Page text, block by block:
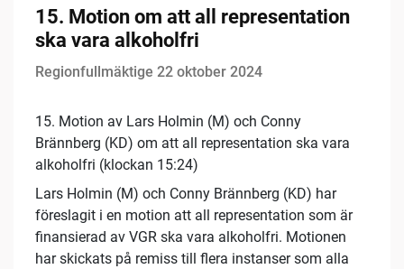
15. Motion om att all representation
ska vara alkoholfri
Regionfullmäktige 22 oktober 2024
15. Motion av Lars Holmin (M) och Conny
Brännberg (KD) om att all representation ska vara
alkoholfri (klockan 15:24)
Lars Holmin (M) och Conny Brännberg (KD) har
föreslagit i en motion att all representation som är
finansierad av VGR ska vara alkoholfri. Motionen
har skickats på remiss till flera instanser som alla